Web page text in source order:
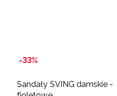
-33%
Sandały SVING damskie -